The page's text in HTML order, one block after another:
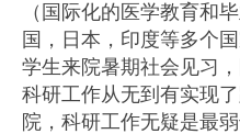
（国际化的医学教育和
国，日本，印度等多个
学生来院暑期社会见习
科研工作从无到有实现
院，科研工作无疑是最